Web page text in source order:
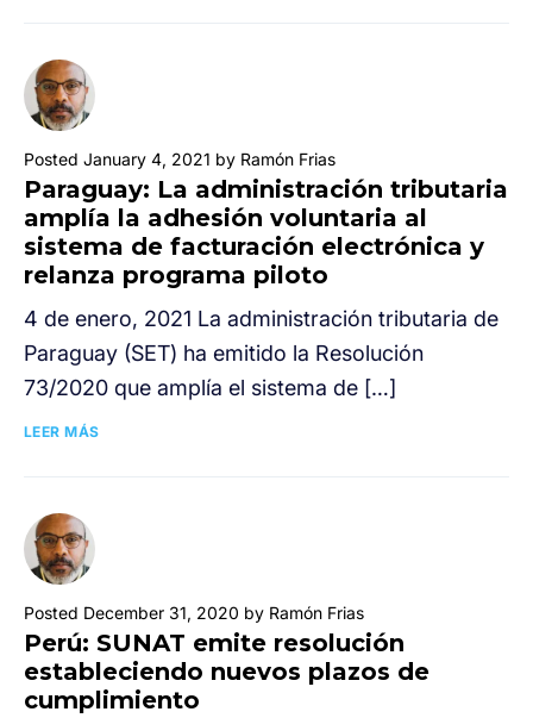
Posted January 4, 2021 by Ramón Frias
Paraguay: La administración tributaria
amplía la adhesión voluntaria al
sistema de facturación electrónica y
relanza programa piloto
4 de enero, 2021 La administración tributaria de
Paraguay (SET) ha emitido la Resolución
73/2020 que amplía el sistema de […]
LEER MÁS
Posted December 31, 2020 by Ramón Frias
Perú: SUNAT emite resolución
estableciendo nuevos plazos de
cumplimiento